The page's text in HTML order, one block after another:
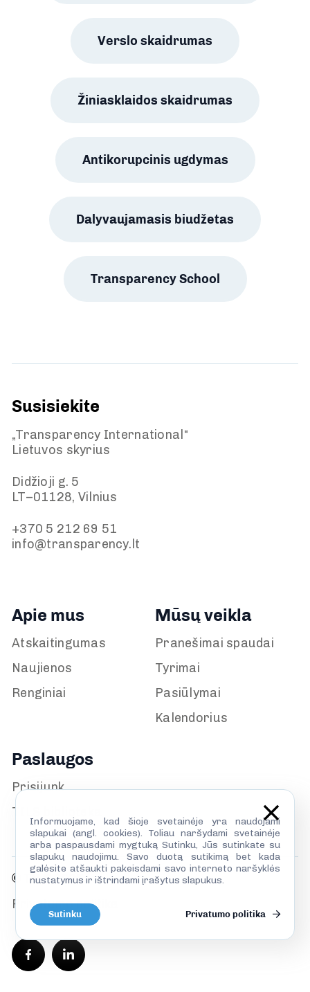
Verslo skaidrumas
Žiniasklaidos skaidrumas
Antikorupcinis ugdymas
Dalyvaujamasis biudžetas
Transparency School
Susisiekite
„Transparency International“
Lietuvos skyrius
Didžioji g. 5
LT–01128, Vilnius
+370 5 212 69 51
info@transparency.lt
Apie mus
Atskaitingumas
Naujienos
Renginiai
Mūsų veikla
Pranešimai spaudai
Tyrimai
Pasiūlymai
Kalendorius
Paslaugos
Prisijunk
TILS biblioteka
© TILS 2026
Privatumo politika
Informuojame, kad šioje svetainėje yra naudojami
slapukai (angl. cookies). Toliau naršydami svetainėje
arba paspausdami mygtuką Sutinku, Jūs sutinkate su
slapukų naudojimu. Savo duotą sutikimą bet kada
galėsite atšaukti pakeisdami savo interneto naršyklės
nustatymus ir ištrindami įrašytus slapukus.
Sutinku Privatumo politika